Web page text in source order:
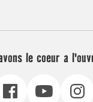
le coeur a